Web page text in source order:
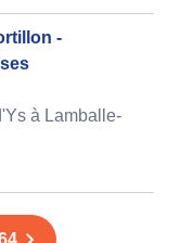
-
à Lamballe-